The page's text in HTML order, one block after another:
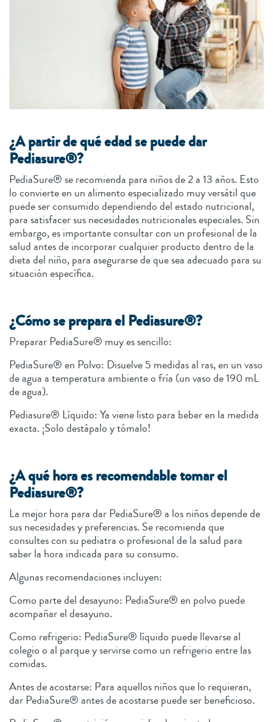
¿A partir de qué edad se puede dar
Pediasure®?
PediaSure® se recomienda para niños de 2 a 13 años. Esto
lo convierte en un alimento especializado muy versátil que
puede ser consumido dependiendo del estado nutricional,
para satisfacer sus necesidades nutricionales especiales. Sin
embargo, es importante consultar con un profesional de la
salud antes de incorporar cualquier producto dentro de la
dieta del niño, para asegurarse de que sea adecuado para su
situación específica.
¿Cómo se prepara el Pediasure®?
Preparar PediaSure® muy es sencillo:
PediaSure® en Polvo: Disuelve 5 medidas al ras, en un vaso
de agua a temperatura ambiente o fría (un vaso de 190 mL
de agua).
Pediasure® Líquido: Ya viene listo para beber en la medida
exacta. ¡Solo destápalo y tómalo!
¿A qué hora es recomendable tomar el
Pediasure®?
La mejor hora para dar PediaSure® a los niños depende de
sus necesidades y preferencias. Se recomienda que
consultes con su pediatra o profesional de la salud para
saber la hora indicada para su consumo.
Algunas recomendaciones incluyen:
Como parte del desayuno: PediaSure® en polvo puede
acompañar el desayuno.
Como refrigerio: PediaSure® líquido puede llevarse al
colegio o al parque y servirse como un refrigerio entre las
comidas.
Antes de acostarse: Para aquellos niños que lo requieran,
dar PediaSure® antes de acostarse puede ser beneficioso.